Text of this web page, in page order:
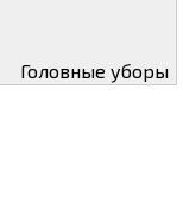
Головные уборы